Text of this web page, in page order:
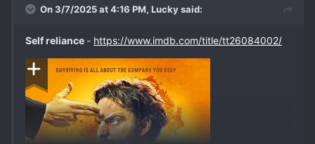
internetima" / 10.
On 3/7/2025 at 4:16 PM, Luckysaid:
Self reliance - https://www.imdb.com/title/tt26084002/